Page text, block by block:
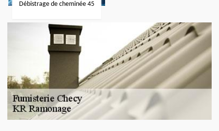
Débistrage de cheminée 45